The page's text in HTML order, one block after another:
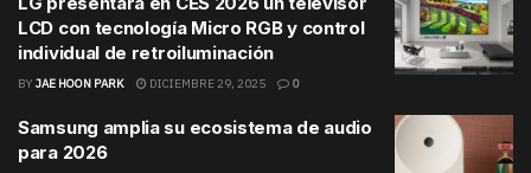
LCD con tecnología Micro RGB y control
individual de retroiluminación
BY JAE HOON PARK DICIEMBRE 29, 2025 0
Samsung amplia su ecosistema de audio
para 2026